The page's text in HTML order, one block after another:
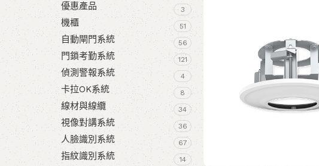
優惠產品 3
機櫃 51
自動閘門系統 56
門鎖考勤系統 121
偵測警報系統 4
卡拉OK系統 8
線材與線纜 34
視像對講系統 36
人臉識別系統 67
指紋識別系統 14